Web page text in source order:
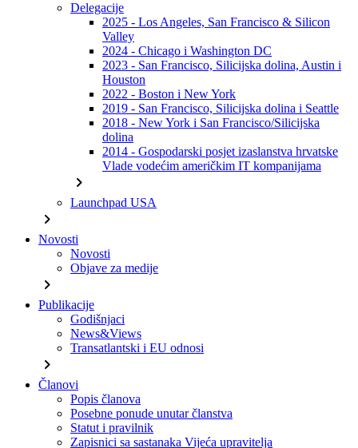
Delegacije
2025 - Los Angeles, San Francisco & Silicon
Valley
2024 - Chicago i Washington DC
2023 - San Francisco, Silicijska dolina, Austin i
Houston
2022 - Boston i New York
2019 - San Francisco, Silicijska dolina i Seattle
2018 - New York i San Francisco/Silicijska
dolina
2014 - Gospodarski posjet izaslanstva hrvatske
Vlade vodećim američkim IT kompanijama
chevron_right
Launchpad USA
chevron_right
Novosti
Novosti
Objave za medije
chevron_right
Publikacije
Godišnjaci
News&Views
Transatlantski i EU odnosi
chevron_right
Članovi
Popis članova
Posebne ponude unutar članstva
Statut i pravilnik
Zapisnici sa sastanaka Vijeća upravitelja